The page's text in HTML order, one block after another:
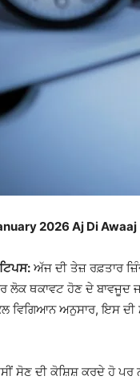
2026 Aj Di Awaaj
ਅੱਜ ਦੀ ਤੇਜ਼ ਰਫ਼ਤਾਰ
ਲੋਕ ਥਕਾਵਟ ਹੋਣ ਦੇ ਬਾਵਜੂਦ
ਵਿਗਿਆਨ ਅਨੁਸਾਰ, ਇਸ ਦੀ
ਸੋਣ ਦੀ ਕੋਸ਼ਿਸ਼ ਕਰਦੇ ਹੋ ਪਰ